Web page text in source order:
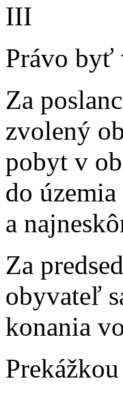
III
Právo byť
Za
zvolený
pobyt v
do
a
Za
obyvateľ
konania